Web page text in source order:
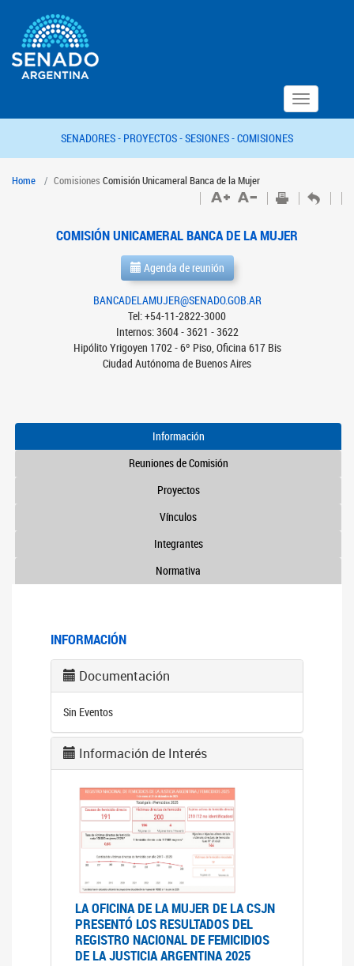
Toggle
navigation
SENADORES - PROYECTOS -SESIONES -COMISIONES
Home Comisiones Comisión Unicameral Banca de la Mujer
COMISIÓN UNICAMERAL BANCA DE LA MUJER
Agenda de reunión
BANCADELAMUJER@SENADO.GOB.AR
Tel: +54-11-2822-3000
Internos: 3604 - 3621 - 3622
Hipólito Yrigoyen 1702 - 6º Piso, Oficina 617 Bis
Ciudad Autónoma de Buenos Aires
Información
Reuniones de Comisión
Proyectos
Vínculos
Integrantes
Normativa
INFORMACIÓN
Documentación
Sin Eventos
Información de Interés
LA OFICINA DE LA MUJER DE LA CSJN
PRESENTÓ LOS RESULTADOS DEL
REGISTRO NACIONAL DE FEMICIDIOS
DE LA JUSTICIA ARGENTINA 2025